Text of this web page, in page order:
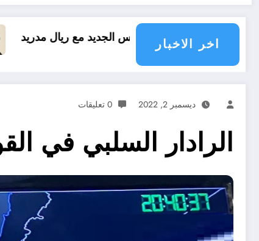
اخر الاخبار
مع ريال مدريد العقل النقلي لا يبدع حتى
ديسمبر 2, 2022 0 تعليقات
الرادار السلبي في